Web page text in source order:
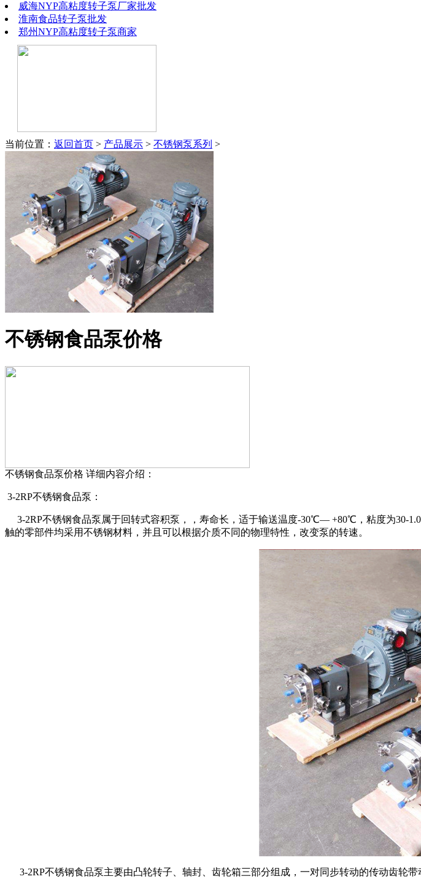
威海NYP高粘度转子泵厂家批发
淮南食品转子泵批发
郑州NYP高粘度转子泵商家
当前位置： 返回首页 > 产品展示 > 不锈钢泵系列 >
不锈钢食品泵价格
不锈钢食品泵价格 详细内容介绍：
3-2RP不锈钢食品泵：
3-2RP不锈钢食品泵属于回转式容积泵，，寿命长，适于输送温度-30℃— +80℃，粘度为30-
触的零部件均采用不锈钢材料，并且可以根据介质不同的物理特性，改变泵的转速。
3-2RP不锈钢食品泵主要由凸轮转子、轴封、齿轮箱三部分组成，一对同步转动的传动齿轮